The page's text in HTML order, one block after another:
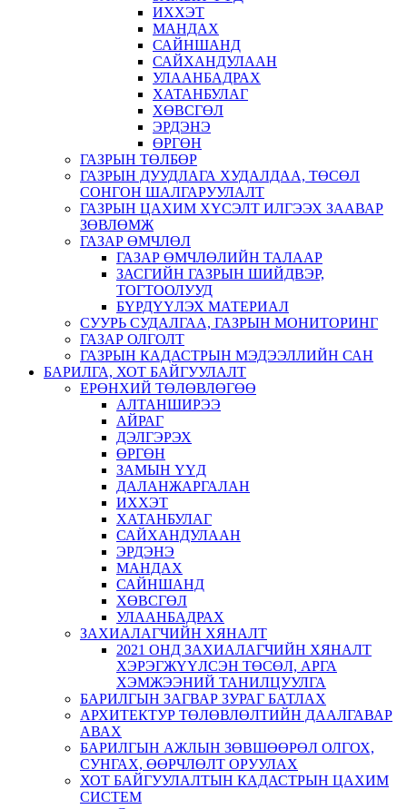
ИХХЭТ
МАНДАХ
САЙНШАНД
САЙХАНДУЛААН
УЛААНБАДРАХ
ХАТАНБУЛАГ
ХӨВСГӨЛ
ЭРДЭНЭ
ӨРГӨН
ГАЗРЫН ТӨЛБӨР
ГАЗРЫН ДУУДЛАГА ХУДАЛДАА, ТӨСӨЛ
СОНГОН ШАЛГАРУУЛАЛТ
ГАЗРЫН ЦАХИМ ХҮСЭЛТ ИЛГЭЭХ ЗААВАР
ЗӨВЛӨМЖ
ГАЗАР ӨМЧЛӨЛ
ГАЗАР ӨМЧЛӨЛИЙН ТАЛААР
ЗАСГИЙН ГАЗРЫН ШИЙДВЭР,
ТОГТООЛУУД
БҮРДҮҮЛЭХ МАТЕРИАЛ
СУУРЬ СУДАЛГАА, ГАЗРЫН МОНИТОРИНГ
ГАЗАР ОЛГОЛТ
ГАЗРЫН КАДАСТРЫН МЭДЭЭЛЛИЙН САН
БАРИЛГА, ХОТ БАЙГУУЛАЛТ
ЕРӨНХИЙ ТӨЛӨВЛӨГӨӨ
АЛТАНШИРЭЭ
АЙРАГ
ДЭЛГЭРЭХ
ӨРГӨН
ЗАМЫН ҮҮД
ДАЛАНЖАРГАЛАН
ИХХЭТ
ХАТАНБУЛАГ
САЙХАНДУЛААН
ЭРДЭНЭ
МАНДАХ
САЙНШАНД
ХӨВСГӨЛ
УЛААНБАДРАХ
ЗАХИАЛАГЧИЙН ХЯНАЛТ
2021 ОНД ЗАХИАЛАГЧИЙН ХЯНАЛТ
ХЭРЭГЖҮҮЛСЭН ТӨСӨЛ, АРГА
ХЭМЖЭЭНИЙ ТАНИЛЦУУЛГА
БАРИЛГЫН ЗАГВАР ЗУРАГ БАТЛАХ
АРХИТЕКТУР ТӨЛӨВЛӨЛТИЙН ДААЛГАВАР
АВАХ
БАРИЛГЫН АЖЛЫН ЗӨВШӨӨРӨЛ ОЛГОХ,
СУНГАХ, ӨӨРЧЛӨЛТ ОРУУЛАХ
ХОТ БАЙГУУЛАЛТЫН КАДАСТРЫН ЦАХИМ
СИСТЕМ